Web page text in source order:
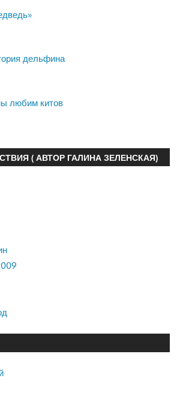
дельфина
любим китов
( АВТОР ГАЛИНА ЗЕЛЕНСКАЯ)